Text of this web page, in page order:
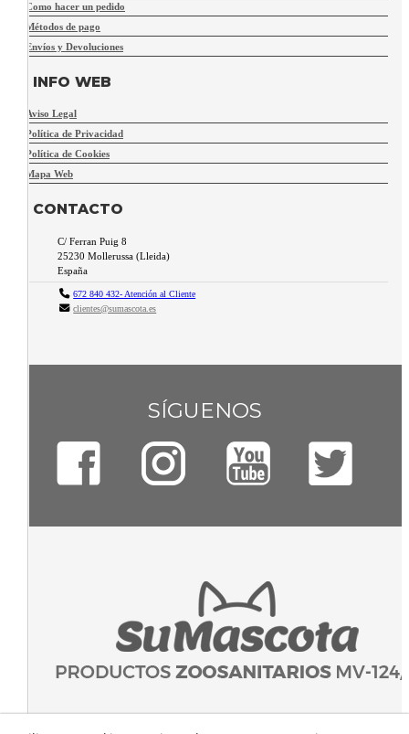
Como hacer un pedido
Métodos de pago
Envíos y Devoluciones
INFO WEB
Aviso Legal
Política de Privacidad
Política de Cookies
Mapa Web
CONTACTO
C/ Ferran Puig 8
25230 Mollerussa (Lleida)
España
672 840 432- Atención al Cliente
clientes@sumascota.es
SÍGUENOS